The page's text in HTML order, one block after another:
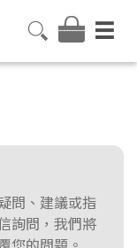
問、建議或指
詢問，我們將